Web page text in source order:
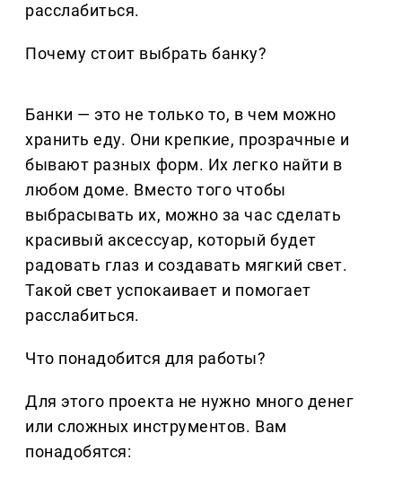
расслабиться.
Почему стоит выбрать банку?
Банки — это не только то, в чем можно
хранить еду. Они крепкие, прозрачные и
бывают разных форм. Их легко найти в
любом доме. Вместо того чтобы
выбрасывать их, можно за час сделать
красивый аксессуар, который будет
радовать глаз и создавать мягкий свет.
Такой свет успокаивает и помогает
расслабиться.
Что понадобится для работы?
Для этого проекта не нужно много денег
или сложных инструментов. Вам
понадобятся: